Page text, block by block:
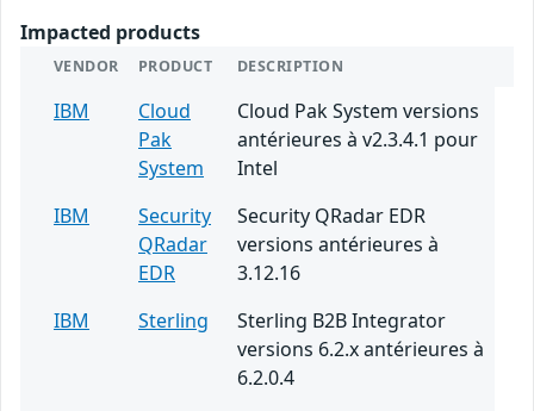
Impacted products
VENDOR PRODUCT DESCRIPTION
IBM
Cloud
Pak
System
Cloud Pak System versions
antérieures à v2.3.4.1 pour
Intel
IBM
Security
QRadar
EDR
Security QRadar EDR
versions antérieures à
3.12.16
IBM
Sterling
Sterling B2B Integrator
versions 6.2.x antérieures à
6.2.0.4